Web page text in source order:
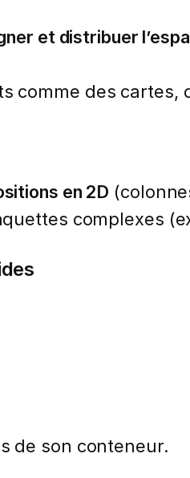
et distribuer
comme des cartes,
en 2D
complexes
de son conteneur.